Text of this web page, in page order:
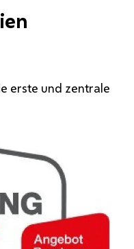
erste und zentrale